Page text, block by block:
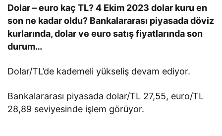
Dolar – euro kaç TL? 4 Ekim 2023 dolar kuru en
son ne kadar oldu? Bankalararası piyasada döviz
kurlarında, dolar ve euro satış fiyatlarında son
durum…
Dolar/TL’de kademeli yükseliş devam ediyor.
Bankalararası piyasada dolar/TL 27,55, euro/TL
28,89 seviyesinde işlem görüyor.